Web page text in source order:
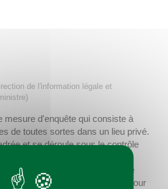
de l'information légale et
mesure d'enquête qui consiste à
de toutes sortes dans un lieu privé.
et se déroule sous le contrôle
augustin-des-bois.fr/guichet-
?xml=R51707">officier de police
Les règles sont différentes pour